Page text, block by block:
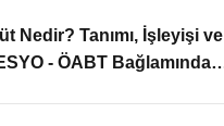
Nedir? Tanımı, İşleyişi ve
- ÖABT Bağlamında